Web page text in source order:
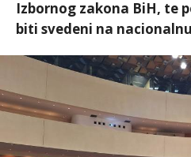
Izbornog zakona BiH, te
biti svedeni na